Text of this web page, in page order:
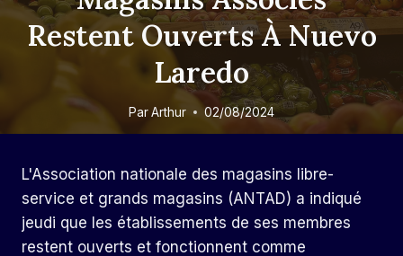
Restent Ouverts À Nuevo
Laredo
ParArthur 02/08/2024
L'Association nationale des magasins libre-
service et grands magasins (ANTAD) a indiqué
jeudi que les établissements de ses membres
restent ouverts et fonctionnent comme